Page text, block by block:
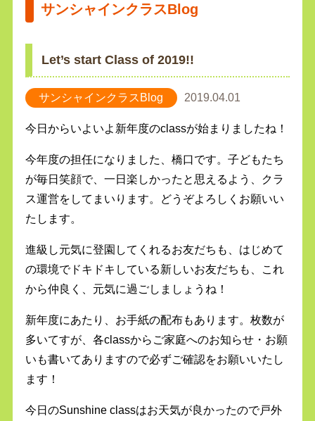
サンシャインクラスBlog
Let’s start Class of 2019!!
サンシャインクラスBlog 2019.04.01
今日からいよいよ新年度のclassが始まりましたね！
今年度の担任になりました、橋口です。子どもたち
が毎日笑顔で、一日楽しかったと思えるよう、クラ
ス運営をしてまいります。どうぞよろしくお願いい
たします。
進級し元気に登園してくれるお友だちも、はじめて
の環境でドキドキしている新しいお友だちも、これ
から仲良く、元気に過ごしましょうね！
新年度にあたり、お手紙の配布もあります。枚数が
多いてすが、各classからご家庭へのお知らせ・お願
いも書いてありますので必ずご確認をお願いいたし
ます！
今日のSunshine classはお天気が良かったので戸外